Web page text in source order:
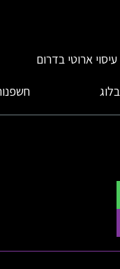
עיסוי ארוטי בדרום
בלוג